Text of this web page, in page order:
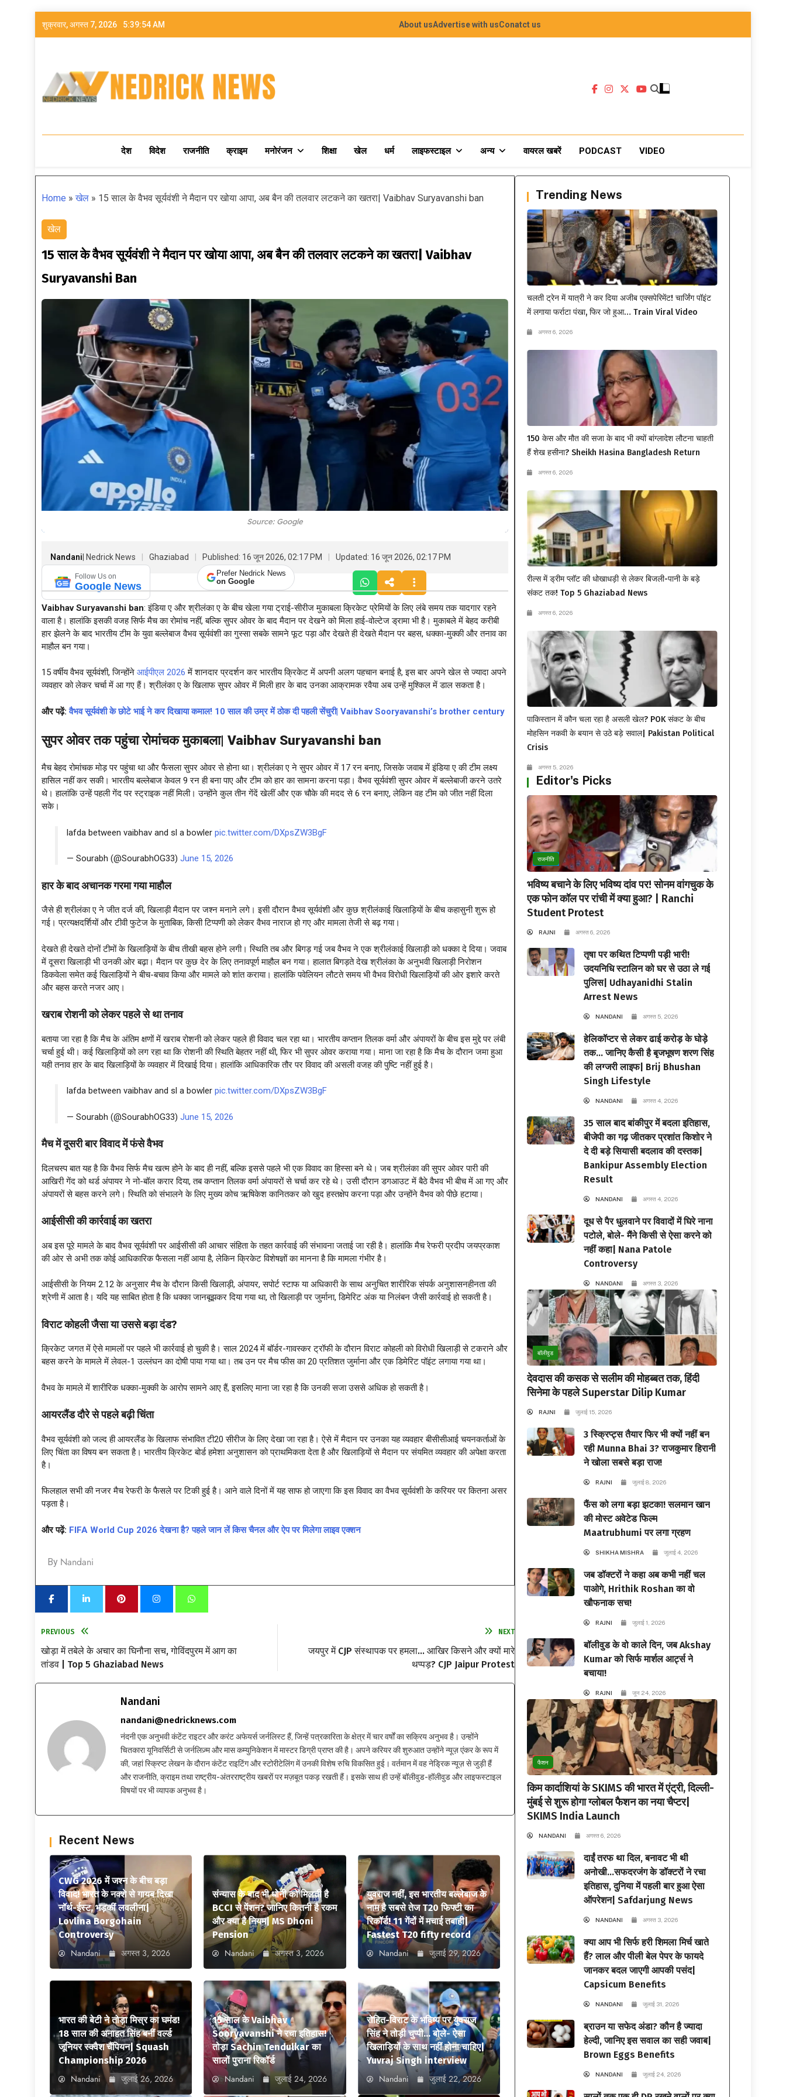
शुक्रवार, अगस्त 7, 2026 5:39:55 AM About usAdvertise with usConatct us
NEDRICK NEWS
देश विदेश राजनीति क्राइम मनोरंजन शिक्षा खेल धर्म लाइफस्टाइल अन्य वायरल खबरें PODCAST VIDEO
Home »खेल » 15 साल के वैभव सूर्यवंशी ने मैदान पर खोया आपा, अब बैन की तलवार लटकने का खतरा| Vaibhav Suryavanshi ban
खेल
15 साल के वैभव सूर्यवंशी ने मैदान पर खोया आपा, अब बैन की तलवार लटकने का खतरा| Vaibhav
Suryavanshi Ban
Source: Google
Nandani | Nedrick News Ghaziabad Published: 16 जून 2026, 02:17 PM Updated: 16 जून 2026, 02:17 PM
Follow Us on
Google News
Prefer Nedrick News
on Google
Vaibhav Suryavanshi ban: इंडिया ए और श्रीलंका ए के बीच खेला गया ट्राई-सीरीज मुकाबला क्रिकेट प्रेमियों के लिए लंबे समय तक यादगार रहने
वाला है। हालांकि इसकी वजह सिर्फ मैच का रोमांच नहीं, बल्कि सुपर ओवर के बाद मैदान पर देखने को मिला हाई-वोल्टेज ड्रामा भी है। मुकाबले में बेहद करीबी
हार झेलने के बाद भारतीय टीम के युवा बल्लेबाज वैभव सूर्यवंशी का गुस्सा सबके सामने फूट पड़ा और देखते ही देखते मैदान पर बहस, धक्का-मुक्की और तनाव का
माहौल बन गया।
15 वर्षीय वैभव सूर्यवंशी, जिन्होंने आईपीएल 2026 में शानदार प्रदर्शन कर भारतीय क्रिकेट में अपनी अलग पहचान बनाई है, इस बार अपने खेल से ज्यादा अपने
व्यवहार को लेकर चर्चा में आ गए हैं। श्रीलंका ए के खिलाफ सुपर ओवर में मिली हार के बाद उनका आक्रामक रवैया अब उन्हें मुश्किल में डाल सकता है।
और पढ़ें:वैभव सूर्यवंशी के छोटे भाई ने कर दिखाया कमाल! 10 साल की उम्र में ठोक दी पहली सेंचुरी| Vaibhav Sooryavanshi’s brother century
सुपर ओवर तक पहुंचा रोमांचक मुकाबला| Vaibhav Suryavanshi ban
मैच बेहद रोमांचक मोड़ पर पहुंचा था और फैसला सुपर ओवर से होना था। श्रीलंका ए ने सुपर ओवर में 17 रन बनाए, जिसके जवाब में इंडिया ए की टीम लक्ष्य
हासिल नहीं कर सकी। भारतीय बल्लेबाज केवल 9 रन ही बना पाए और टीम को हार का सामना करना पड़ा। वैभव सूर्यवंशी सुपर ओवर में बल्लेबाजी करने उतरे
थे। हालांकि उन्हें पहली गेंद पर स्ट्राइक नहीं मिली। उन्होंने कुल तीन गेंदें खेलीं और एक चौके की मदद से 6 रन बनाए, लेकिन वह टीम को जीत नहीं दिला
सके।
lafda between vaibhav and sl a bowler pic.twitter.com/DXpsZW3BgF
— Sourabh (@SourabhOG33) June 15, 2026
हार के बाद अचानक गरमा गया माहौल
जैसे ही श्रीलंका ए ने जीत दर्ज की, खिलाड़ी मैदान पर जश्न मनाने लगे। इसी दौरान वैभव सूर्यवंशी और कुछ श्रीलंकाई खिलाड़ियों के बीच कहासुनी शुरू हो
गई। प्रत्यक्षदर्शियों और टीवी फुटेज के मुताबिक, किसी टिप्पणी को लेकर वैभव नाराज हो गए और मामला तेजी से बढ़ गया।
देखते ही देखते दोनों टीमों के खिलाड़ियों के बीच तीखी बहस होने लगी। स्थिति तब और बिगड़ गई जब वैभव ने एक श्रीलंकाई खिलाड़ी को धक्का दे दिया। जवाब
में दूसरा खिलाड़ी भी उनकी ओर बढ़ा। मैदान पर कुछ देर के लिए तनावपूर्ण माहौल बन गया। हालात बिगड़ते देख श्रीलंका के अनुभवी खिलाड़ी निरोशन
डिकवेला समेत कई खिलाड़ियों ने बीच-बचाव किया और मामले को शांत कराया। हालांकि पवेलियन लौटते समय भी वैभव विरोधी खिलाड़ियों की ओर इशारे करते
और बहस करते नजर आए।
खराब रोशनी को लेकर पहले से था तनाव
बताया जा रहा है कि मैच के अंतिम क्षणों में खराब रोशनी को लेकर पहले ही विवाद चल रहा था। भारतीय कप्तान तिलक वर्मा और अंपायरों के बीच इस मुद्दे पर लंबी
चर्चा हुई थी। कई खिलाड़ियों को लग रहा था कि रोशनी की स्थिति बेहतर नहीं थी, फिर भी सुपर ओवर कराया गया। माना जा रहा है कि मैच के दौरान जमा हुआ
यही तनाव हार के बाद खिलाड़ियों के व्यवहार में दिखाई दिया। हालांकि आधिकारिक तौर पर विवाद की असली वजह की पुष्टि नहीं हुई है।
lafda between vaibhav and sl a bowler pic.twitter.com/DXpsZW3BgF
— Sourabh (@SourabhOG33) June 15, 2026
मैच में दूसरी बार विवाद में फंसे वैभव
दिलचस्प बात यह है कि वैभव सिर्फ मैच खत्म होने के बाद ही नहीं, बल्कि इससे पहले भी एक विवाद का हिस्सा बने थे। जब श्रीलंका की सुपर ओवर पारी की
आखिरी गेंद को थर्ड अंपायर ने नो-बॉल करार दिया, तब कप्तान तिलक वर्मा अंपायरों से चर्चा कर रहे थे। उसी दौरान डगआउट में बैठे वैभव भी बीच में आ गए और
अंपायरों से बहस करने लगे। स्थिति को संभालने के लिए मुख्य कोच ऋषिकेश कानितकर को खुद हस्तक्षेप करना पड़ा और उन्होंने वैभव को पीछे हटाया।
आईसीसी की कार्रवाई का खतरा
अब इस पूरे मामले के बाद वैभव सूर्यवंशी पर आईसीसी की आचार संहिता के तहत कार्रवाई की संभावना जताई जा रही है। हालांकि मैच रेफरी प्रदीप जयप्रकाश
की ओर से अभी तक कोई आधिकारिक फैसला नहीं आया है, लेकिन क्रिकेट विशेषज्ञों का मानना है कि मामला गंभीर है।
आईसीसी के नियम 2.12 के अनुसार मैच के दौरान किसी खिलाड़ी, अंपायर, सपोर्ट स्टाफ या अधिकारी के साथ अनुचित शारीरिक संपर्क अनुशासनहीनता की
श्रेणी में आता है। यदि यह साबित होता है कि धक्का जानबूझकर दिया गया था, तो खिलाड़ी पर जुर्माना, डिमेरिट अंक या निलंबन जैसी कार्रवाई हो सकती है।
विराट कोहली जैसा या उससे बड़ा दंड?
क्रिकेट जगत में ऐसे मामलों पर पहले भी कार्रवाई हो चुकी है। साल 2024 में बॉर्डर-गावस्कर ट्रॉफी के दौरान विराट कोहली को विरोधी खिलाड़ी से टकराने और
बहस करने के मामले में लेवल-1 उल्लंघन का दोषी पाया गया था। तब उन पर मैच फीस का 20 प्रतिशत जुर्माना और एक डिमेरिट पॉइंट लगाया गया था।
वैभव के मामले में शारीरिक धक्का-मुक्की के आरोप सामने आए हैं, इसलिए माना जा रहा है कि उनकी सजा उससे अधिक हो सकती है।
आयरलैंड दौरे से पहले बढ़ी चिंता
वैभव सूर्यवंशी को जल्द ही आयरलैंड के खिलाफ संभावित टी20 सीरीज के लिए देखा जा रहा है। ऐसे में मैदान पर उनका यह व्यवहार बीसीसीआई चयनकर्ताओं के
लिए चिंता का विषय बन सकता है। भारतीय क्रिकेट बोर्ड हमेशा अनुशासन को प्राथमिकता देता है और खिलाड़ियों से मैदान पर संयमित व्यवहार की अपेक्षा करता
है।
फिलहाल सभी की नजर मैच रेफरी के फैसले पर टिकी हुई है। आने वाले दिनों में यह साफ हो जाएगा कि इस विवाद का वैभव सूर्यवंशी के करियर पर कितना असर
पड़ता है।
और पढ़ें: FIFA World Cup 2026 देखना है? पहले जान लें किस चैनल और ऐप पर मिलेगा लाइव एक्शन
By Nandani
PREVIOUS
खोड़ा में तबेले के अचार का घिनौना सच, गोविंदपुरम में आग का
तांडव | Top 5 Ghaziabad News
NEXT
जयपुर में CJP संस्थापक पर हमला… आखिर किसने और क्यों मारे
थप्पड़? CJP Jaipur Protest
Nandani
nandani@nedricknews.com
नंदनी एक अनुभवी कंटेंट राइटर और करंट अफेयर्स जर्नलिस्ट हैं, जिन्हें पत्रकारिता के क्षेत्र में चार वर्षों का सक्रिय अनुभव है। उन्होंने
चितकारा यूनिवर्सिटी से जर्नलिज़्म और मास कम्युनिकेशन में मास्टर डिग्री प्राप्त की है। अपने करियर की शुरुआत उन्होंने न्यूज़ एंकर के रूप में
की, जहां स्क्रिप्ट लेखन के दौरान कंटेंट राइटिंग और स्टोरीटेलिंग में उनकी विशेष रुचि विकसित हुई। वर्तमान में वह नेड्रिक न्यूज़ से जुड़ी हैं
और राजनीति, क्राइम तथा राष्ट्रीय-अंतरराष्ट्रीय खबरों पर मज़बूत पकड़ रखती हैं। इसके साथ ही उन्हें बॉलीवुड-हॉलीवुड और लाइफस्टाइल
विषयों पर भी व्यापक अनुभव है।
Recent News
CWG 2026 में जश्न के बीच बड़ा
विवाद! भारत के नक्शे से गायब दिखा
नॉर्थ-ईस्ट, भड़कीं लवलीना|
Lovlina Borgohain
Controversy
Nandani अगस्त 3, 2026
संन्यास के बाद भी धोनी को मिलती है
BCCI से पेंशन? जानिए कितनी है रकम
और क्या है नियम| MS Dhoni
Pension
Nandani अगस्त 3, 2026
युवराज नहीं, इस भारतीय बल्लेबाज के
नाम है सबसे तेज T20 फिफ्टी का
रिकॉर्ड! 11 गेंदों में मचाई तबाही|
Fastest T20 fifty record
Nandani जुलाई 29, 2026
भारत की बेटी ने तोड़ा मिस्र का घमंड!
18 साल की अनाहत सिंह बनीं वर्ल्ड
जूनियर स्क्वैश चैंपियन| Squash
Championship 2026
Nandani जुलाई 26, 2026
15 साल के Vaibhav
Sooryavanshi ने रचा इतिहास!
तोड़ा Sachin Tendulkar का
सालों पुराना रिकॉर्ड
Nandani जुलाई 24, 2026
रोहित-विराट के भविष्य पर युवराज
सिंह ने तोड़ी चुप्पी… बोले- ऐसा
खिलाड़ियों के साथ नहीं होना चाहिए|
Yuvraj Singh interview
Nandani जुलाई 22, 2026
Trending News
चलती ट्रेन में यात्री ने कर दिया अजीब एक्सपेरिमेंट! चार्जिंग पॉइंट
में लगाया फर्राटा पंखा, फिर जो हुआ… Train Viral Video
अगस्त 6, 2026
150 केस और मौत की सजा के बाद भी क्यों बांग्लादेश लौटना चाहती
हैं शेख हसीना? Sheikh Hasina Bangladesh Return
अगस्त 6, 2026
रील्स में ड्रीम प्लॉट की धोखाधड़ी से लेकर बिजली-पानी के बड़े
संकट तक! Top 5 Ghaziabad News
अगस्त 6, 2026
पाकिस्तान में कौन चला रहा है असली खेल? POK संकट के बीच
मोहसिन नकवी के बयान से उठे बड़े सवाल| Pakistan Political
Crisis
अगस्त 5, 2026
Editor's Picks
राजनीति
भविष्य बचाने के लिए भविष्य दांव पर! सोनम वांगचुक के
एक फोन कॉल पर रांची में क्या हुआ? | Ranchi
Student Protest
RAJNI अगस्त 6, 2026
तृषा पर कथित टिप्पणी पड़ी भारी!
उदयनिधि स्टालिन को घर से उठा ले गई
पुलिस| Udhayanidhi Stalin
Arrest News
NANDANI अगस्त 5, 2026
हेलिकॉप्टर से लेकर ढाई करोड़ के घोड़े
तक… जानिए कैसी है बृजभूषण शरण सिंह
की लग्जरी लाइफ| Brij Bhushan
Singh Lifestyle
NANDANI अगस्त 4, 2026
35 साल बाद बांकीपुर में बदला इतिहास,
बीजेपी का गढ़ जीतकर प्रशांत किशोर ने
दे दी बड़े सियासी बदलाव की दस्तक|
Bankipur Assembly Election
Result
NANDANI अगस्त 4, 2026
दूध से पैर धुलवाने पर विवादों में घिरे नाना
पटोले, बोले- मैंने किसी से ऐसा करने को
नहीं कहा| Nana Patole
Controversy
NANDANI अगस्त 3, 2026
बॉलीवुड
देवदास की कसक से सलीम की मोहब्बत तक, हिंदी
सिनेमा के पहले Superstar Dilip Kumar
RAJNI जुलाई 15, 2026
3 स्क्रिप्ट्स तैयार फिर भी क्यों नहीं बन
रही Munna Bhai 3? राजकुमार हिरानी
ने खोला सबसे बड़ा राज!
RAJNI जुलाई 8, 2026
फैंस को लगा बड़ा झटका! सलमान खान
की मोस्ट अवेटेड फिल्म
Maatrubhumi पर लगा ग्रहण
SHIKHA MISHRA जुलाई 4, 2026
जब डॉक्टरों ने कहा अब कभी नहीं चल
पाओगे, Hrithik Roshan का वो
खौफनाक सच!
RAJNI जुलाई 1, 2026
बॉलीवुड के वो काले दिन, जब Akshay
Kumar को सिर्फ मार्शल आर्ट्स ने
बचाया!
RAJNI जून 24, 2026
फैशन
किम कार्दाशियां के SKIMS की भारत में एंट्री, दिल्ली-
मुंबई से शुरू होगा ग्लोबल फैशन का नया चैप्टर|
SKIMS India Launch
NANDANI अगस्त 6, 2026
दाईं तरफ था दिल, बनावट भी थी
अनोखी…सफदरजंग के डॉक्टरों ने रचा
इतिहास, दुनिया में पहली बार हुआ ऐसा
ऑपरेशन| Safdarjung News
NANDANI अगस्त 3, 2026
क्या आप भी सिर्फ हरी शिमला मिर्च खाते
हैं? लाल और पीली बेल पेपर के फायदे
जानकर बदल जाएगी आपकी पसंद|
Capsicum Benefits
NANDANI जुलाई 31, 2026
ब्राउन या सफेद अंडा? कौन है ज्यादा
हेल्दी, जानिए इस सवाल का सही जवाब|
Brown Eggs Benefits
NANDANI जुलाई 24, 2026